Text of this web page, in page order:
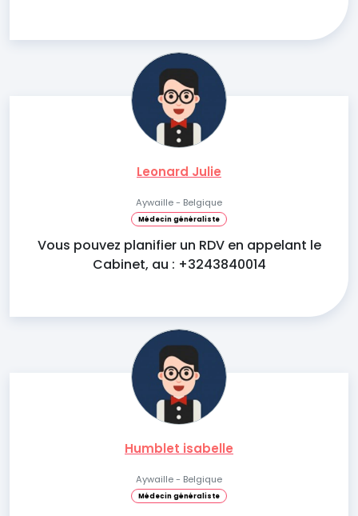
Leonard Julie
Aywaille - Belgique
Médecin généraliste
Vous pouvez planifier un RDV en appelant le
Cabinet, au : +3243840014
Humblet isabelle
Aywaille - Belgique
Médecin généraliste